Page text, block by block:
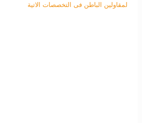
لمقاولين الباطن فى التخصصات الاتية